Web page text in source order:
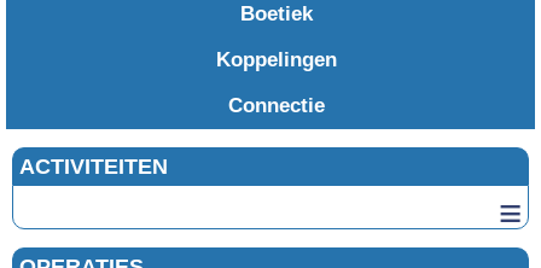
Boetiek
Koppelingen
Connectie
ACTIVITEITEN
≡